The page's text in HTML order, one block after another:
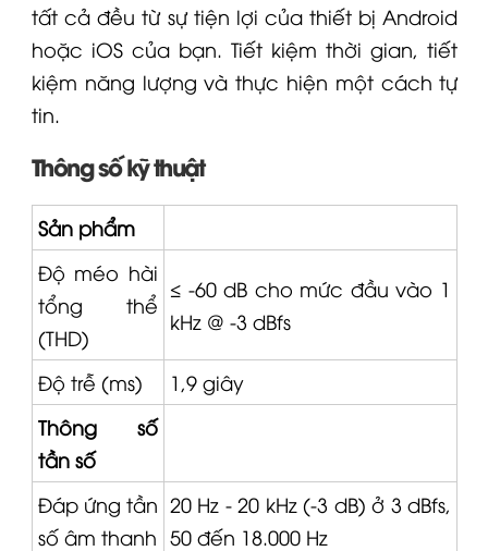
tất cả đều từ sự tiện lợi của thiết bị Android
hoặc iOS của bạn. Tiết kiệm thời gian, tiết
kiệm năng lượng và thực hiện một cách tự
tin.
Thông số kỹ thuật
Sản phẩm
Độ méo hài
tổng thể
(THD)
≤ -60 dB cho mức đầu vào 1
kHz @ -3 dBfs
Độ trễ (ms)
1,9 giây
Thông số
tần số
Đáp ứng tần
số âm thanh
20 Hz - 20 kHz (-3 dB) ở 3 dBfs,
50 đến 18.000 Hz